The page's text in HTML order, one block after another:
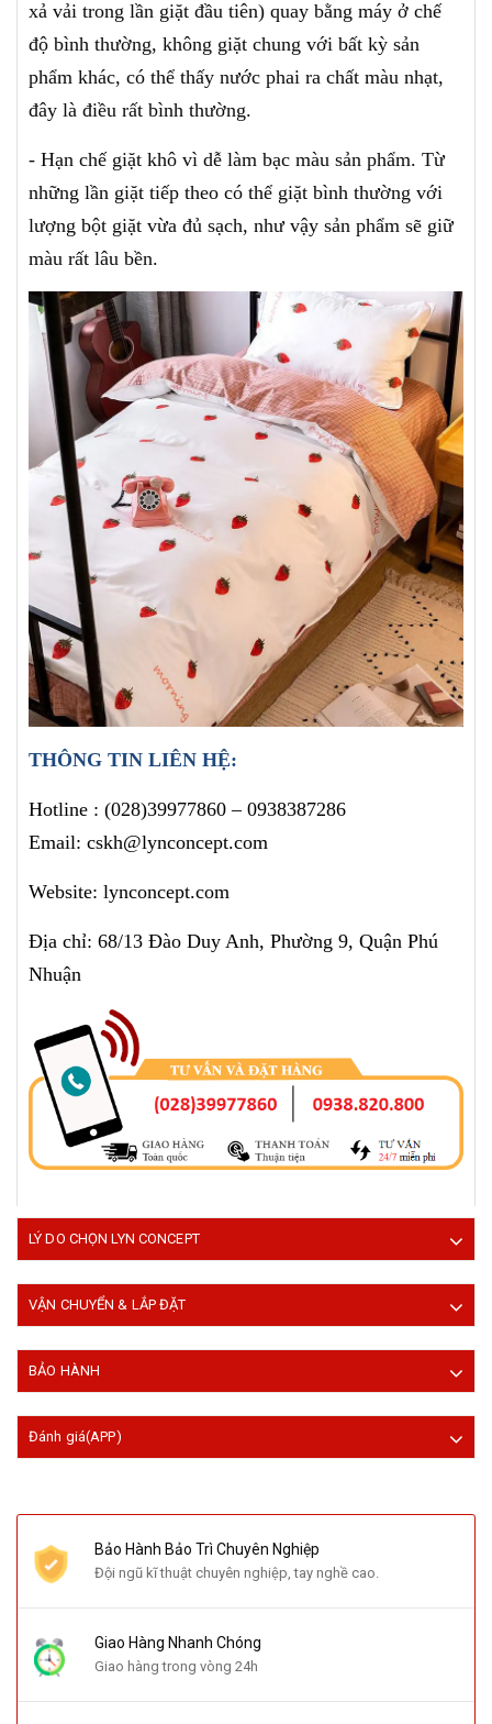
xả vải trong lần giặt đầu tiên) quay bằng máy ở chế
độ bình thường, không giặt chung với bất kỳ sản
phẩm khác, có thể thấy nước phai ra chất màu nhạt,
đây là điều rất bình thường.
- Hạn chế giặt khô vì dễ làm bạc màu sản phẩm. Từ
những lần giặt tiếp theo có thể giặt bình thường với
lượng bột giặt vừa đủ sạch, như vậy sản phẩm sẽ giữ
màu rất lâu bền.
THÔNG TIN LIÊN HỆ:
Hotline : (028)39977860– 0938387286
Email: cskh@lynconcept.com
Website: lynconcept.com
Địa chỉ: 68/13 Đào Duy Anh, Phường 9, Quận Phú
Nhuận
LÝ DO CHỌN LYN CONCEPT
VẬN CHUYỂN & LẮP ĐẶT
BẢO HÀNH
Đánh giá(APP)
Bảo Hành Bảo Trì Chuyên Nghiệp
Đội ngũ kĩ thuật chuyên nghiệp, tay nghề cao.
Giao Hàng Nhanh Chóng
Giao hàng trong vòng 24h